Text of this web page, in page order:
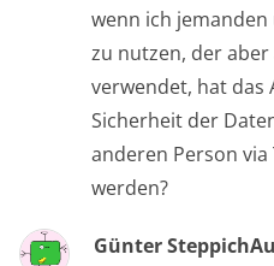
wenn ich jemanden
zu nutzen, der
verwendet, hat das
Sicherheit der
anderen Person
werden?
Günter Steppich